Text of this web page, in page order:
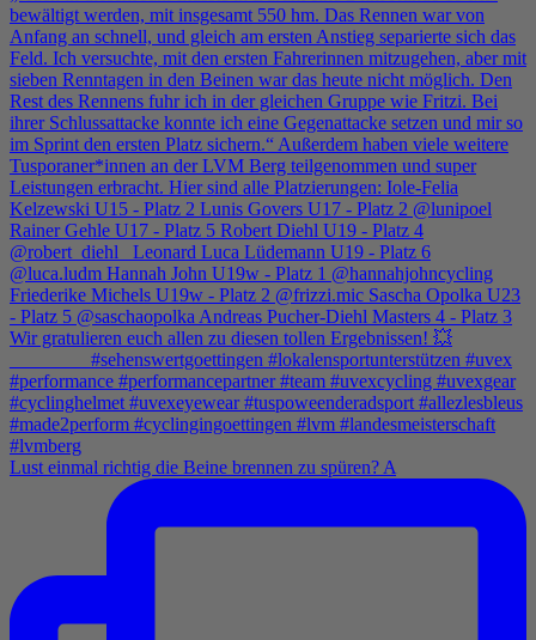
Lust einmal richtig die Beine brennen zu spüren? A